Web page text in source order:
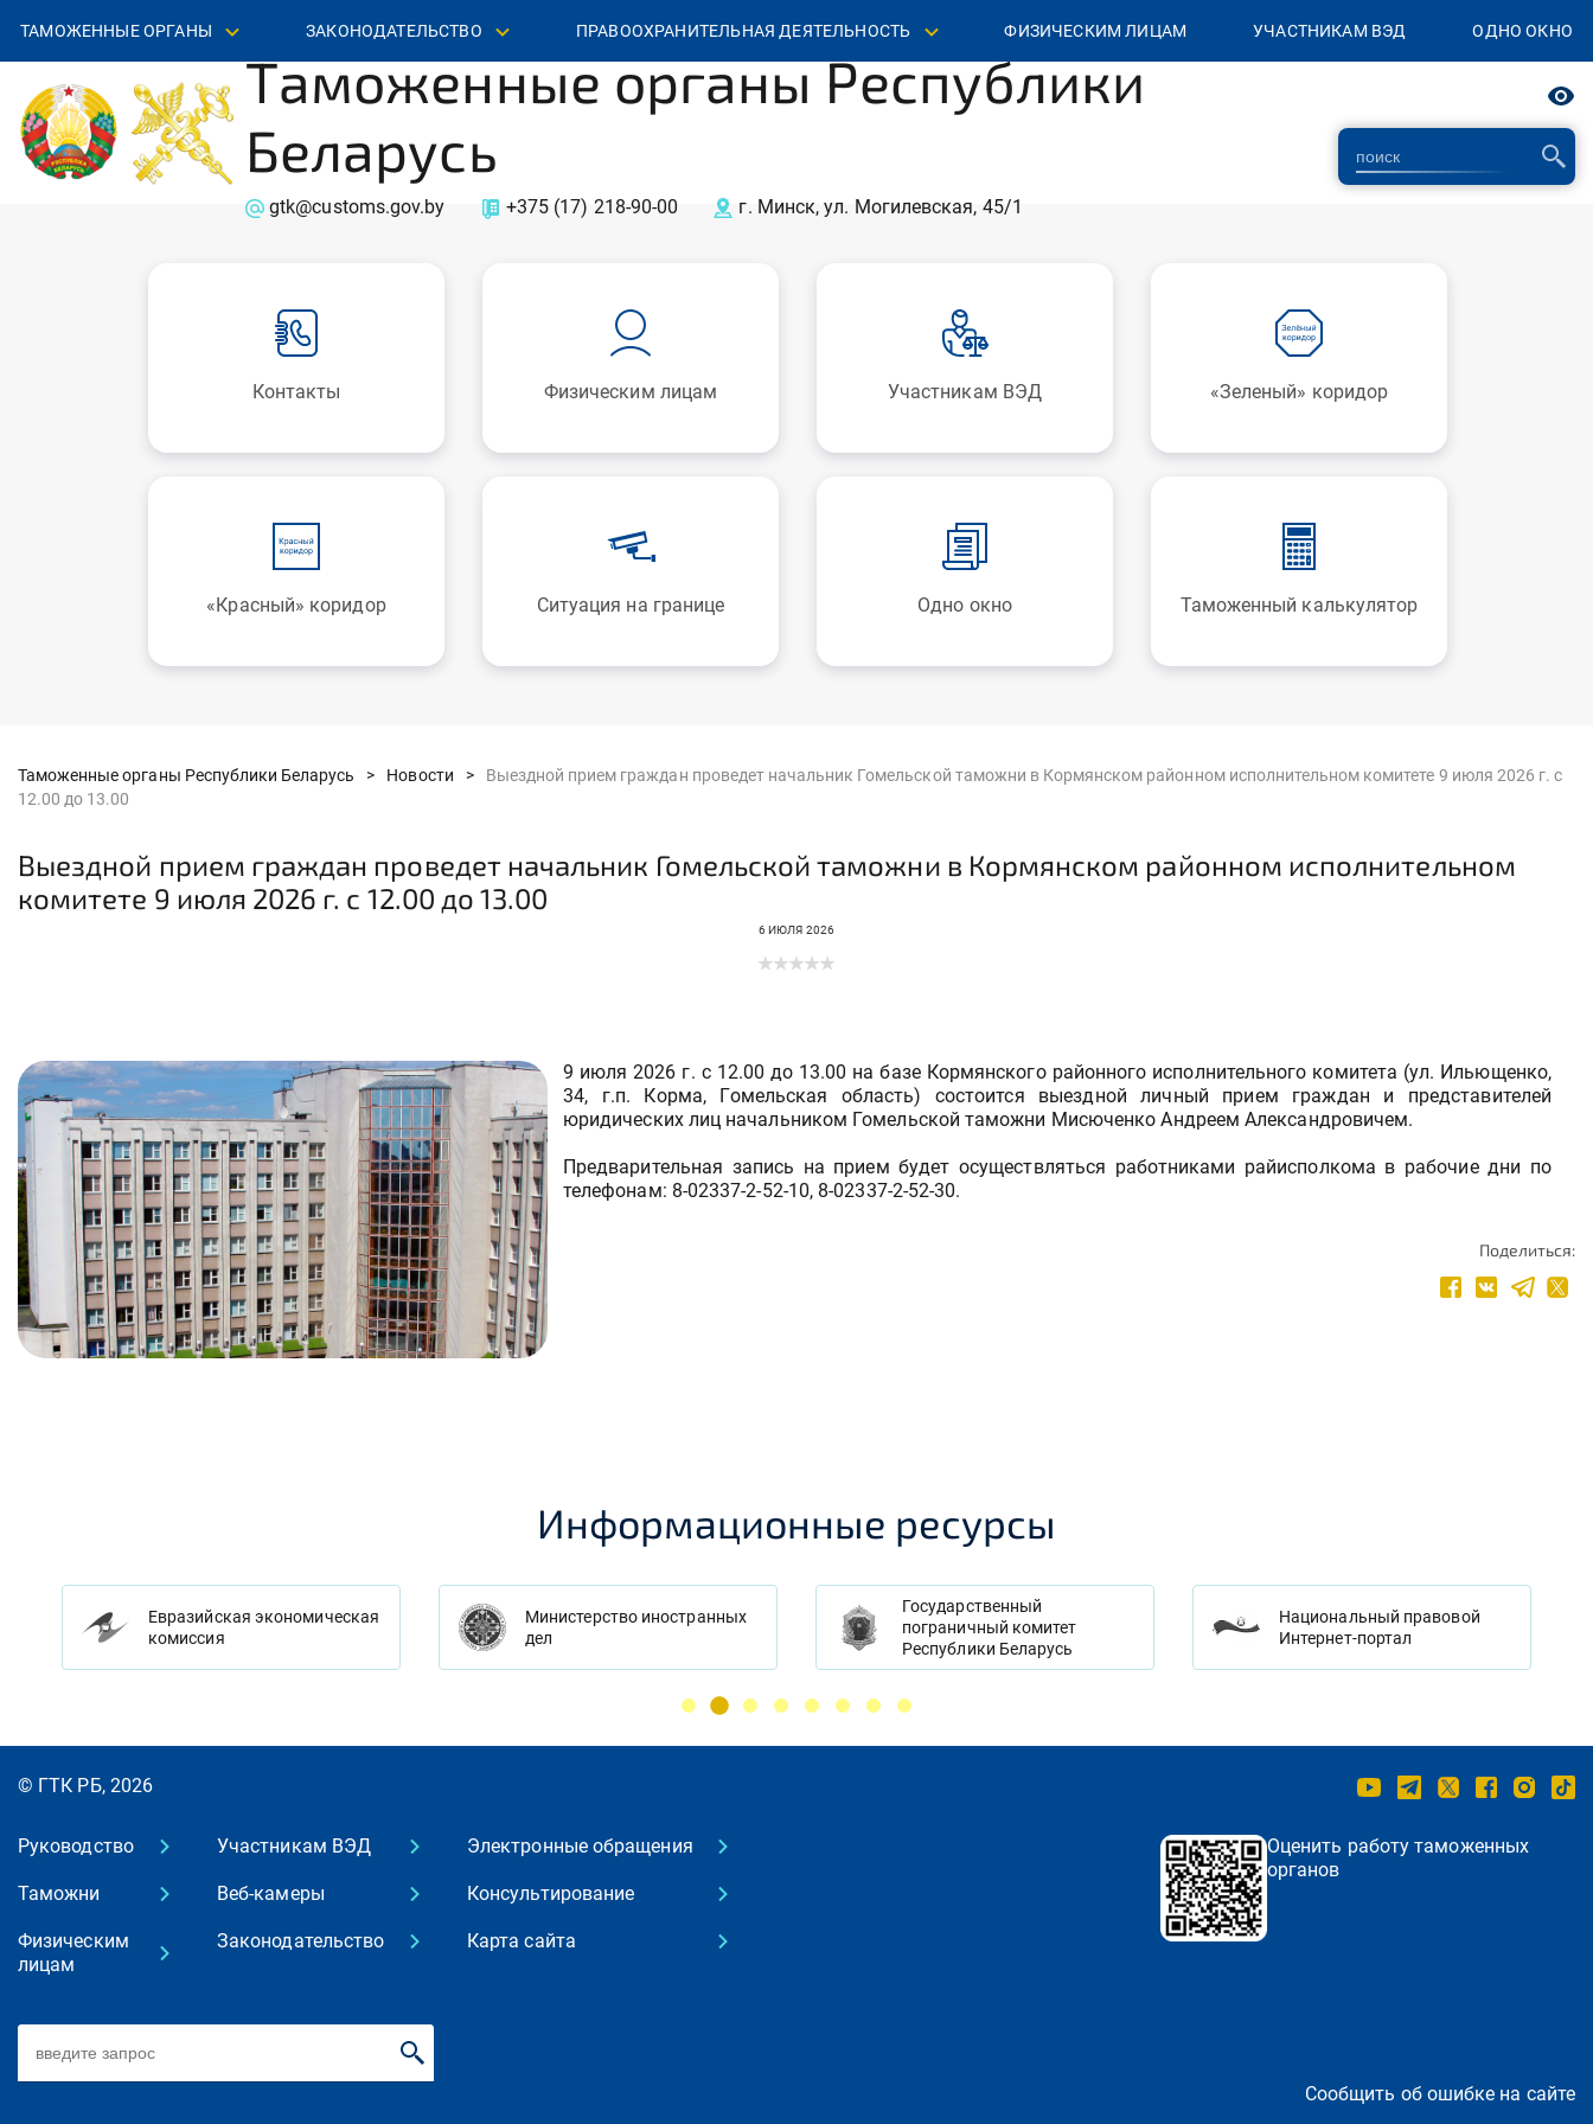
ТАМОЖЕННЫЕ ОРГАНЫ ЗАКОНОДАТЕЛЬСТВО ПРАВООХРАНИТЕЛЬНАЯ ДЕЯТЕЛЬНОСТЬ ФИЗИЧЕСКИМ ЛИЦАМ УЧАСТНИКАМ ВЭД ОДНО ОКНО
Таможенные органы Республики
Беларусь
gtk@customs.gov.by +375 (17) 218‐90‐00 г. Минск, ул. Могилевская, 45/1
Контакты Физическим лицам Участникам ВЭД «Зеленый» коридор
«Красный» коридор Ситуация на границе Одно окно Таможенный калькулятор
Таможенные органы Республики Беларусь > Новости >
Выездной прием граждан проведет начальник Гомельской таможни в Кормянском районном исполнительном комитете 9 июля 2026 г. с
12.00 до 13.00
Выездной прием граждан проведет начальник Гомельской таможни в Кормянском районном исполнительном
комитете 9 июля 2026 г. с 12.00 до 13.00
6 ИЮЛЯ 2026
9 июля 2026 г. с 12.00 до 13.00 на базе Кормянского районного исполнительного комитета (ул. Ильющенко,
34, г.п. Корма, Гомельская область) состоится выездной личный прием граждан и представителей
юридических лиц начальником Гомельской таможни Мисюченко Андреем Александровичем.
Предварительная запись на прием будет осуществляться работниками райисполкома в рабочие дни по
телефонам: 8-02337-2-52-10, 8-02337-2-52-30.
Поделиться:
Информационные ресурсы
Евразийская экономическая
комиссия
Министерство иностранных
дел
Государственный
пограничный комитет
Республики Беларусь
Национальный правовой
Интернет-портал
© ГТК РБ, 2026
Руководство
Таможни
Физическим
лицам
Участникам ВЭД
Веб-камеры
Законодательство
Электронные обращения
Консультирование
Карта сайта
Оценить работу таможенных
органов
Сообщить об ошибке на сайте